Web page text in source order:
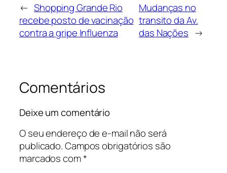
← Shopping Grande Rio
recebe posto de vacinação
contra a gripe Influenza
Mudanças no
transito da Av.
das Nações →
Comentários
Deixe um comentário
O seu endereço de e-mail não será
publicado.Campos obrigatórios são
marcados com*